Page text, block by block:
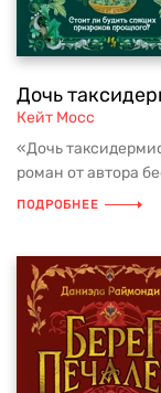
Дочь
Кейт Мосс
«Дочь
роман от автора
ПОДРОБНЕЕ